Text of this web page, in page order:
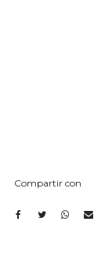
Compartir con